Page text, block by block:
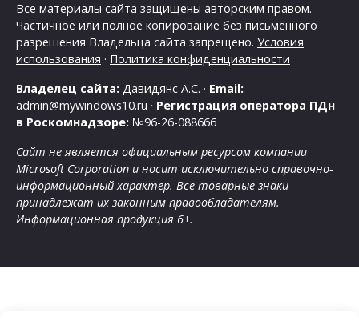
Все материалы сайта защищены авторским правом.
Частичное или полное копирование без письменного
разрешения Владельца сайта запрещено. Условия
использования · Политика конфиденциальности
Владелец сайта: Давидянс А.С. · Email:
admin@mywindows10.ru · Регистрация оператора ПДн
в Роскомнадзоре: №96-26-088666
Сайт не является официальным ресурсом компании
Microsoft Corporation и носит исключительно справочно-
информационный характер. Все товарные знаки
принадлежат их законным правообладателям.
Информационная продукция 6+.